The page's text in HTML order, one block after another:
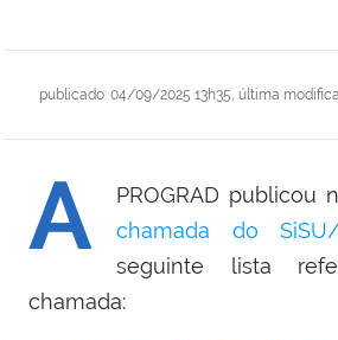
publicado: 04/09/2025 13h35 última
A PROGRAD publicou
chamada do
seguinte lista
chamada: